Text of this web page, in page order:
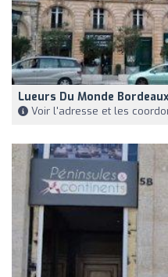
Lueurs Du Monde
Voir l'adresse et les